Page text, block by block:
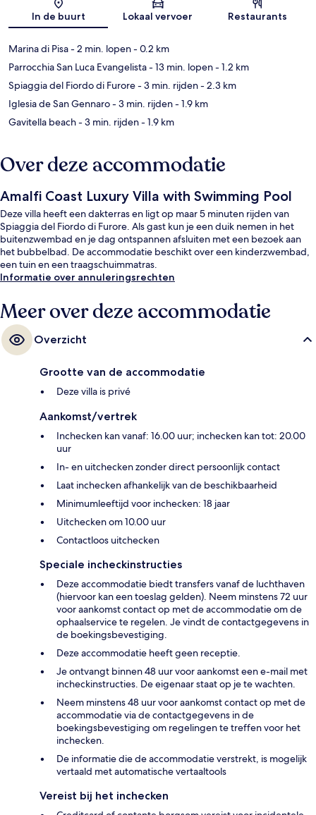
Kaart
In de buurt Lokaal vervoer Restaurants
Marina di Pisa- 2 min. lopen- 0.2 km
Parrocchia San Luca Evangelista- 13 min. lopen- 1.2 km
Spiaggia del Fiordo di Furore- 3 min. rijden- 2.3 km
Iglesia de San Gennaro- 3 min. rijden- 1.9 km
Gavitella beach- 3 min. rijden- 1.9 km
Over deze accommodatie
Amalfi Coast Luxury Villa with Swimming Pool
Deze villa heeft een dakterras en ligt op maar 5 minuten rijden van
Spiaggia del Fiordo di Furore. Als gast kun je een duik nemen in het
buitenzwembad en je dag ontspannen afsluiten met een bezoek aan
het bubbelbad. De accommodatie beschikt over een kinderzwembad,
een tuin en een traagschuimmatras.
Informatie over annuleringsrechten
Meer over deze accommodatie
Overzicht
Grootte van de accommodatie
Deze villa is privé
Aankomst/vertrek
Inchecken kan vanaf: 16.00 uur; inchecken kan tot: 20.00
uur
In- en uitchecken zonder direct persoonlijk contact
Laat inchecken afhankelijk van de beschikbaarheid
Minimumleeftijd voor inchecken: 18 jaar
Uitchecken om 10.00 uur
Contactloos uitchecken
Speciale incheckinstructies
Deze accommodatie biedt transfers vanaf de luchthaven
(hiervoor kan een toeslag gelden). Neem minstens 72 uur
voor aankomst contact op met de accommodatie om de
ophaalservice te regelen. Je vindt de contactgegevens in
de boekingsbevestiging.
Deze accommodatie heeft geen receptie.
Je ontvangt binnen 48 uur voor aankomst een e-mail met
incheckinstructies. De eigenaar staat op je te wachten.
Neem minstens 48 uur voor aankomst contact op met de
accommodatie via de contactgegevens in de
boekingsbevestiging om regelingen te treffen voor het
inchecken.
De informatie die de accommodatie verstrekt, is mogelijk
vertaald met automatische vertaaltools
Vereist bij het inchecken